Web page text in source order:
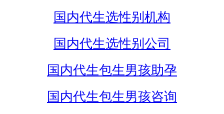
国内代生选性别机构
国内代生选性别公司
国内代生包生男孩助孕
国内代生包生男孩咨询